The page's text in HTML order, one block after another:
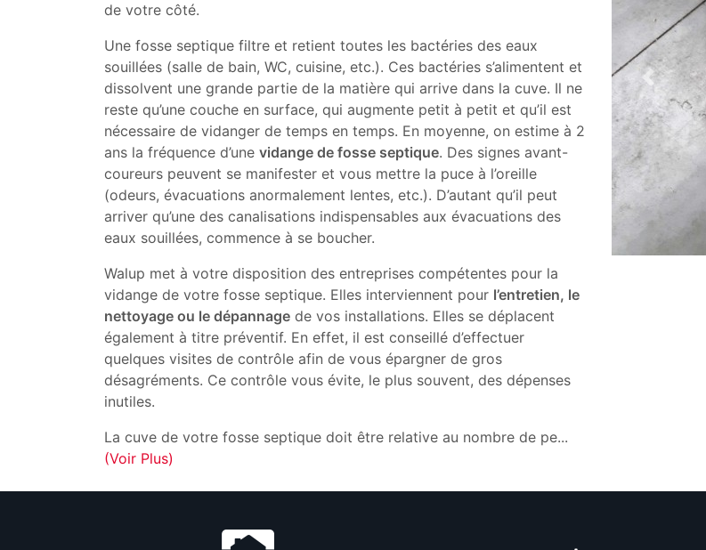
de votre côté.
Une fosse septique filtre et retient toutes les bactéries des eaux
souillées (salle de bain, WC, cuisine, etc.). Ces bactéries s’alimentent et
dissolvent une grande partie de la matière qui arrive dans la cuve. Il ne
reste qu’une couche en surface, qui augmente petit à petit et qu’il est
nécessaire de vidanger de temps en temps. En moyenne, on estime à 2
ans la fréquence d’une vidange de fosse septique. Des signes avant-
coureurs peuvent se manifester et vous mettre la puce à l’oreille
(odeurs, évacuations anormalement lentes, etc.). D’autant qu’il peut
arriver qu’une des canalisations indispensables aux évacuations des
eaux souillées, commence à se boucher.
Walup met à votre disposition des entreprises compétentes pour la
vidange de votre fosse septique. Elles interviennent pour l’entretien, le
nettoyage ou le dépannage de vos installations. Elles se déplacent
également à titre préventif. En effet, il est conseillé d’effectuer
quelques visites de contrôle afin de vous épargner de gros
désagréments. Ce contrôle vous évite, le plus souvent, des dépenses
inutiles.
La cuve de votre fosse septique doit être relative au nombre de pe...
(Voir Plus)
Previous